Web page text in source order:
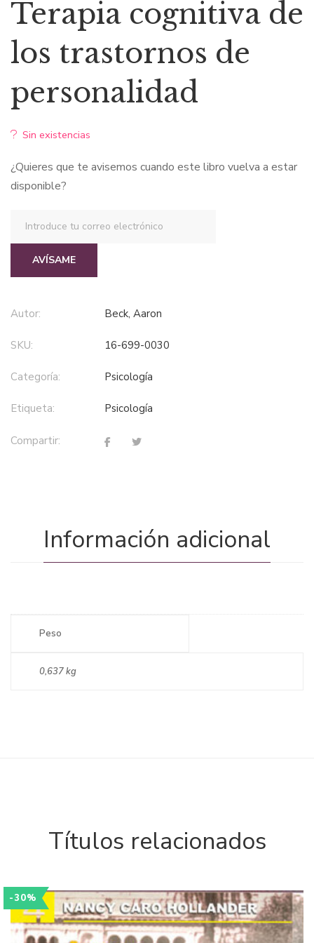
original
era:
$121,66.
actual
es:
$97,33.
Terapia cognitiva de
los trastornos de
personalidad
Sin existencias
¿Quieres que te avisemos cuando este libro vuelva a estar
disponible?
AVÍSAME
Autor: Beck, Aaron
SKU: 16-699-0030
Categoría: psicología
Etiqueta: psicología
Compartir:
Información adicional
Peso
0,637 kg
Títulos relacionados
-30%